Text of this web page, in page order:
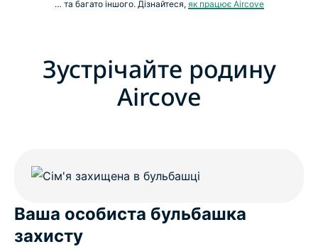
… та багато іншого. Дізнайтеся, як працює Aircove
Зустрічайте родину
Aircove
Ваша особиста бульбашка
захисту